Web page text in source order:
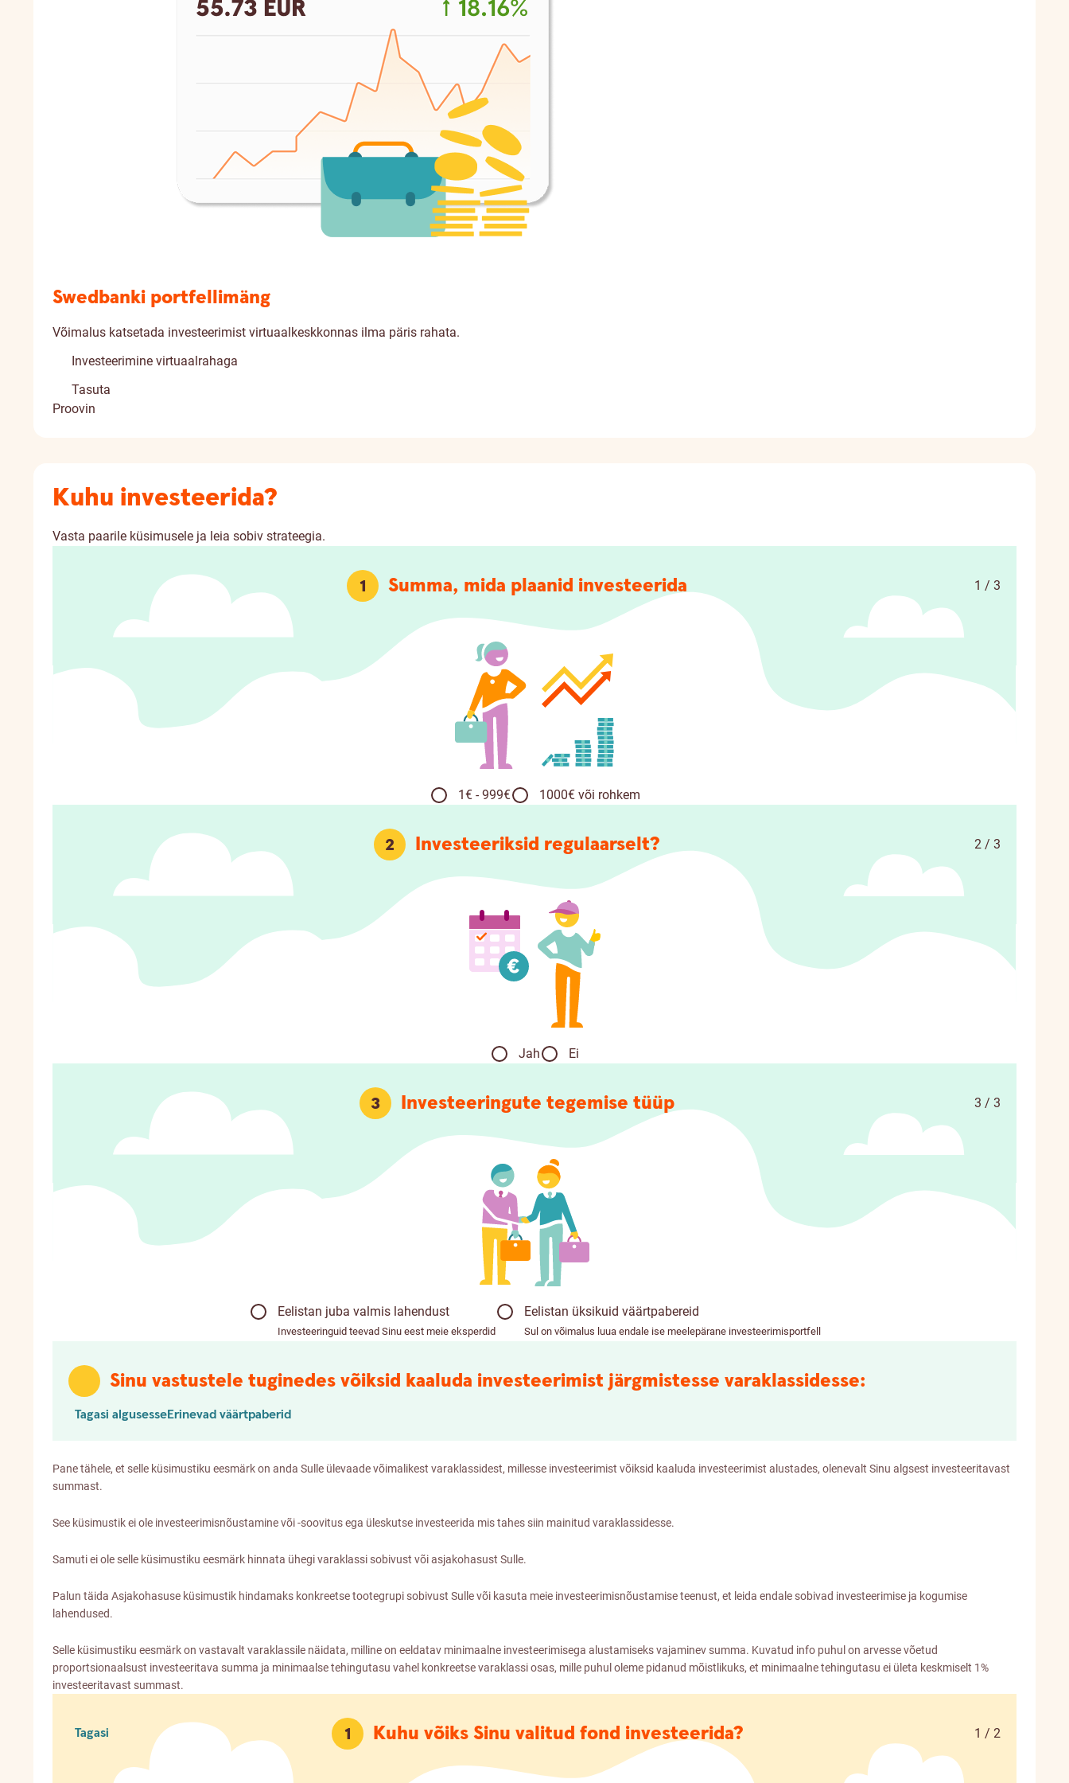
Swedbanki portfellimäng
Võimalus katsetada investeerimist virtuaalkeskkonnas ilma päris rahata.
Investeerimine virtuaalrahaga
Tasuta
Proovin
Kuhu investeerida?
Vasta paarile küsimusele ja leia sobiv strateegia.
1 Summa, mida plaanid investeerida 1 / 3
1€ - 999€ 1000€ või rohkem
2 Investeeriksid regulaarselt? 2 / 3
Jah Ei
3 Investeeringute tegemise tüüp 3 / 3
Eelistan juba valmis lahendust
Investeeringuid teevad Sinu eest meie eksperdid
Eelistan üksikuid väärtpabereid
Sul on võimalus luua endale ise meelepärane investeerimisportfell
Sinu vastustele tuginedes võiksid kaaluda investeerimist järgmistesse varaklassidesse:
Tagasi algusesseErinevad väärtpaberid
Pane tähele, et selle küsimustiku eesmärk on anda Sulle ülevaade võimalikest varaklassidest, millesse investeerimist võiksid kaaluda investeerimist alustades, olenevalt Sinu algsest investeeritavast
summast.
See küsimustik ei ole investeerimisnõustamine või -soovitus ega üleskutse investeerida mis tahes siin mainitud varaklassidesse.
Samuti ei ole selle küsimustiku eesmärk hinnata ühegi varaklassi sobivust või asjakohasust Sulle.
Palun täida Asjakohasuse küsimustik hindamaks konkreetse tootegrupi sobivust Sulle või kasuta meie investeerimisnõustamise teenust, et leida endale sobivad investeerimise ja kogumise
lahendused.
Selle küsimustiku eesmärk on vastavalt varaklassile näidata, milline on eeldatav minimaalne investeerimisega alustamiseks vajaminev summa. Kuvatud info puhul on arvesse võetud
proportsionaalsust investeeritava summa ja minimaalse tehingutasu vahel konkreetse varaklassi osas, mille puhul oleme pidanud mõistlikuks, et minimaalne tehingutasu ei ületa keskmiselt 1%
investeeritavast summast.
Tagasi 1 Kuhu võiks Sinu valitud fond investeerida? 1 / 2